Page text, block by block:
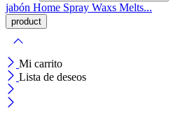
jabón Home Spray Waxs Melts...
Mi carrito
Lista de deseos